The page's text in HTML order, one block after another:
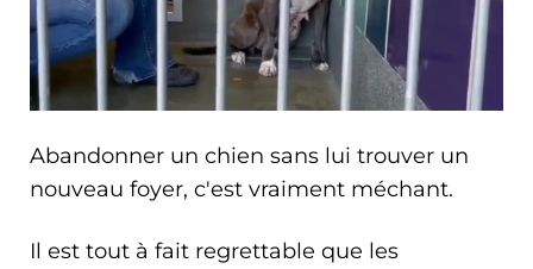
Abandonner un chien sans lui trouver un
nouveau foyer, c'est vraiment méchant.
Il est tout à fait regrettable que les